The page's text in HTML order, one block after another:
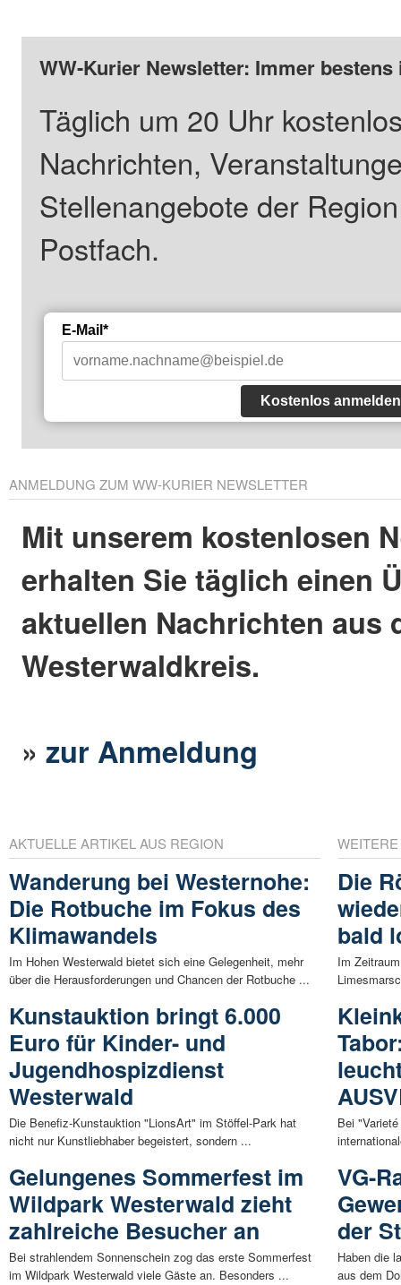
WW-Kurier Newsletter: Immer
Täglich um 20 Uhr
Nachrichten,
Stellenangebote der
Postfach.
E-Mail*
Kostenlos anmelden
ANMELDUNG ZUM WW-KURIER NEWSLETTER
Mit unserem kostenlosen
erhalten Sie täglich einen
aktuellen Nachrichten aus
Westerwaldkreis.
»zur Anmeldung
AKTUELLE ARTIKEL AUS REGION
Wanderung bei Westernohe:
Die Rotbuche im Fokus des
Klimawandels
Im Hohen Westerwald bietet sich eine Gelegenheit, mehr
über die Herausforderungen und Chancen der Rotbuche ...
Kunstauktion bringt 6.000
Euro für Kinder- und
Jugendhospizdienst
Westerwald
Die Benefiz-Kunstauktion "LionsArt" im Stöffel-Park hat
nicht nur Kunstliebhaber begeistert, sondern ...
Gelungenes Sommerfest im
Wildpark Westerwald zieht
zahlreiche Besucher an
Bei strahlendem Sonnenschein zog das erste Sommerfest
im Wildpark Westerwald viele Gäste an. Besonders ...
Die
bald
Im
Bei
VG-
der
Haben die
aus dem